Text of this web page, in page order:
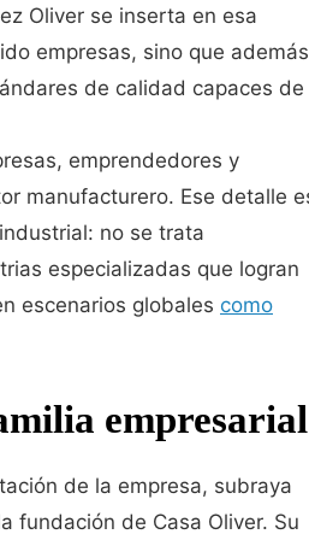
Oliver se inserta en esa
empresas, sino que además
de calidad capaces de
emprendedores y
manufacturero. Ese detalle
no se trata
especializadas que logran
escenarios globales como
empresarial
de la empresa, subraya
fundación de Casa Oliver. Su